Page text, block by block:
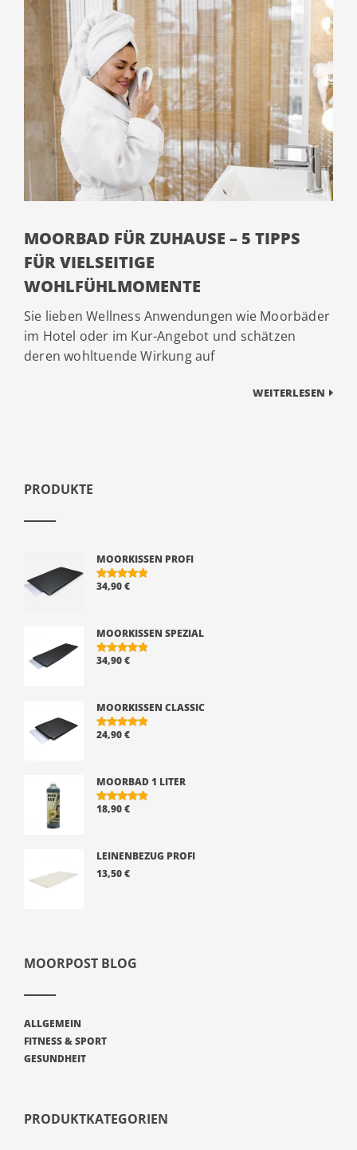
MOORBAD FÜR ZUHAUSE – 5 TIPPS
FÜR VIELSEITIGE
WOHLFÜHLMOMENTE
Sie lieben Wellness Anwendungen wie Moorbäder
im Hotel oder im Kur-Angebot und schätzen
deren wohltuende Wirkung auf
WEITERLESEN
PRODUKTE
MOORKISSEN PROFI
BEWERTE
34,90€
MOORKISSEN SPEZIAL
BEWERTE
34,90€
MOORKISSEN CLASSIC
BEWERTE
24,90€
MOORBAD 1 LITER
BEWERTE
18,90€
LEINENBEZUG PROFI
13,50€
MOORPOST BLOG
ALLGEMEIN
FITNESS & SPORT
GESUNDHEIT
PRODUKTKATEGORIEN